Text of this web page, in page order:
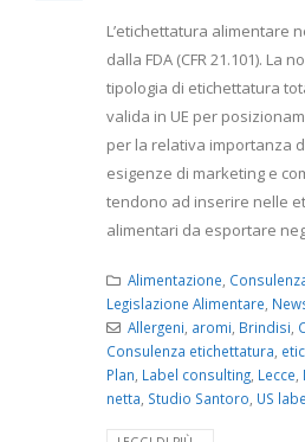
L’etichettatura alimentare
dalla FDA (CFR 21.101). La
tipologia di etichettatura
valida in UE per
per la relativa importanza
esigenze di marketing e
tendono ad inserire nelle
alimentari da esportare
Alimentazione
Legislazione Alimentare
Allergeni aromi Brindisi
Consulenza etichettatura
Plan Label consulting Lecce
netta Studio Santoro US